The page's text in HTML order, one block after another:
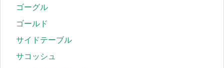
ゴーグル
ゴールド
サイドテーブル
サコッシュ